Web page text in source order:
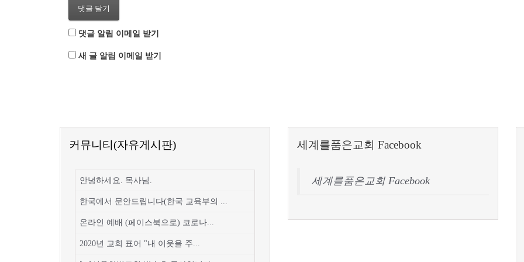
댓글 알림 이메일 받기
새 글 알림 이메일 받기
커뮤니티(자유게시판)
안녕하세요. 목사님.
한국에서 문안드립니다(한국 교육부의 ...
온라인 예배 (페이스북으로) 코로나...
2020년 교회 표어 "내 이웃을 주...
세계를품은교회 Facebook
세계를품은교회 Facebook